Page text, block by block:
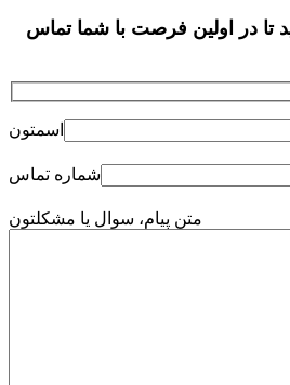
تا در اولین فرصت با شما تماس
اسمتون
شماره تماس
متن پیام، سوال یا مشکلتون